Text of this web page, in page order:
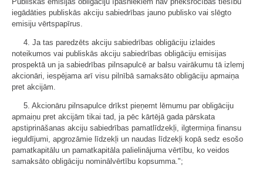
iegādāties publiskās akciju sabiedrības jauno publisko vai slēgto
emisiju vērtspapīrus.
4. Ja tas paredzēts akciju sabiedrības obligāciju izlaides
noteikumos vai publiskās akciju sabiedrības obligāciju emisijas
prospektā un ja sabiedrības pilnsapulcē ar balsu vairākumu tā izlemj
akcionāri, iespējama arī visu pilnībā samaksāto obligāciju apmaiņa
pret akcijām.
5. Akcionāru pilnsapulce drīkst pieņemt lēmumu par obligāciju
apmaiņu pret akcijām tikai tad, ja pēc kārtējā gada pārskata
apstiprināšanas akciju sabiedrības pamatlīdzekļi, ilgtermiņa finansu
ieguldījumi, apgrozāmie līdzekļi un naudas līdzekļi kopā sedz esošo
pamatkapitālu un pamatkapitāla palielinājuma vērtību, ko veidos
samaksāto obligāciju nominālvērtību kopsumma.";